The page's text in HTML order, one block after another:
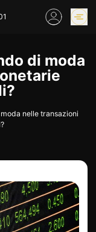
ORO
DELL’ORO
PEZZI MONETA
di moda
moda nelle transazioni